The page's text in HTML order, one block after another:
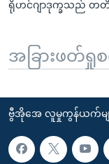
ရိုဟင်ဂျာဒုက္ခသည် တတိ
အခြားဖတ်ရှုစ
ဗွီအိုအေ လူမှုကွန်ယက်မျ